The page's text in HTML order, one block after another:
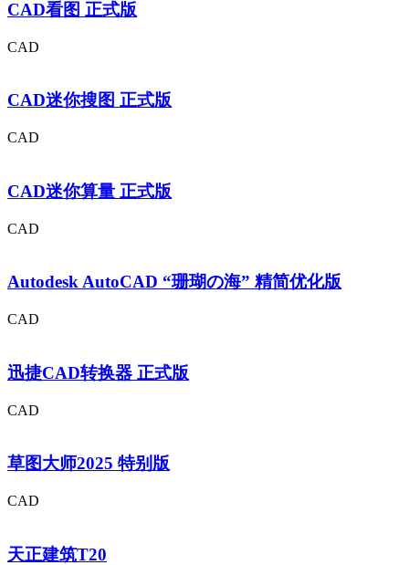
CAD看图 正式版
CAD
CAD迷你搜图 正式版
CAD
CAD迷你算量 正式版
CAD
Autodesk AutoCAD “珊瑚の海” 精简优化版
CAD
迅捷CAD转换器 正式版
CAD
草图大师2025 特别版
CAD
天正建筑T20